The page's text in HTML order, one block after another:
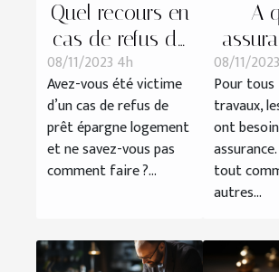
Quel recours en
cas de refus de
prêt épargne
logement ?
08/11/2023 4h
Avez-vous été victime
d’un cas de refus de
prêt épargne logement
et ne savez-vous pas
comment faire ?...
A
08/11/
Pour
travaux,
ont
tout
autres...